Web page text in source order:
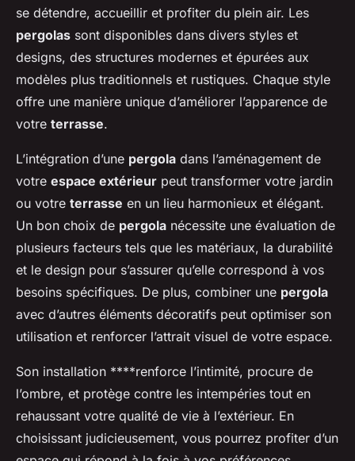
se détendre, accueillir et profiter du plein air. Les
pergolas sont disponibles dans divers styles et
designs, des structures modernes et épurées aux
modèles plus traditionnels et rustiques. Chaque style
offre une manière unique d’améliorer l’apparence de
votre terrasse.
L’intégration d’une pergola dans l’aménagement de
votre espace extérieur peut transformer votre jardin
ou votre terrasse en un lieu harmonieux et élégant.
Un bon choix de pergola nécessite une évaluation de
plusieurs facteurs tels que les matériaux, la durabilité
et le design pour s’assurer qu’elle correspond à vos
besoins spécifiques. De plus, combiner une pergola
avec d’autres éléments décoratifs peut optimiser son
utilisation et renforcer l’attrait visuel de votre espace.
Son installation ****renforce l’intimité, procure de
l’ombre, et protège contre les intempéries tout en
rehaussant votre qualité de vie à l’extérieur. En
choisissant judicieusement, vous pourrez profiter d’un